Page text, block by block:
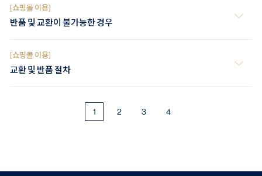
[쇼핑몰 이용]
반품 및 교환이 불가능한 경우
[쇼핑몰 이용]
교환 및 반품 절차
1 2 3 4